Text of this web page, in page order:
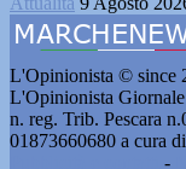
L'Opinionista © since
L'Opinionista
n. reg. Trib. Pescara
01873660680 a cura
-